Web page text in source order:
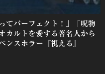
てパーフェクト！」「呪物
カルトを愛する著名人から
ンスホラー『視える』